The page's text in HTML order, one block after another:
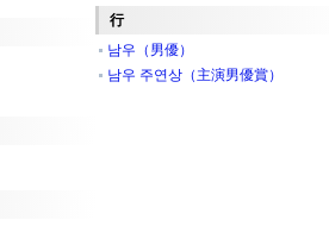
行
남우（男優）
남우 주연상（主演男優賞）